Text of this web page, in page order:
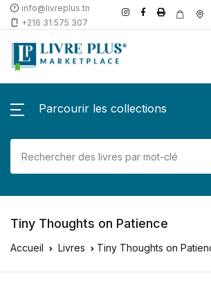
info@livreplus.tn
+216 31 575 307
Parcourir les collections
Tiny Thoughts on Patience
Accueil Livres Tiny Thoughts on